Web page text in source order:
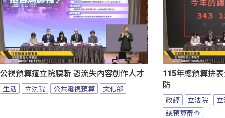
公視預算遭立院腰斬 恐流失內容創作人才
生活 立法院 公共電視預算 文化部
115年總預算拚
防
政經 立法院
總預算審查